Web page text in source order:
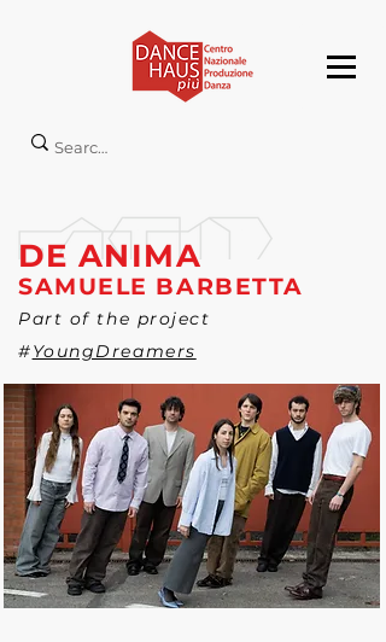
DE ANIMA
SAMUELE BARBETTA
Part of the project
#YoungDreamers